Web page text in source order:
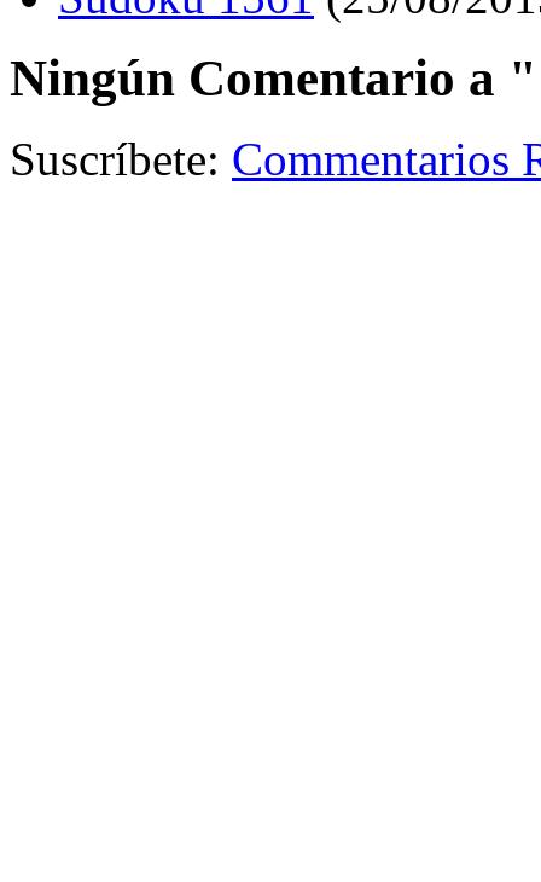
Ningún Comentario a
Suscríbete: Commentarios